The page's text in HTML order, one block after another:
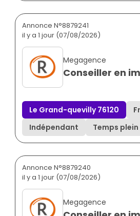
Annonce N°8879241
il y a 1 jour (07/08/2026)
Megagence
Conseiller en
Le Grand-quevilly 76120
Indépendant
Temps plein
Annonce N°8879240
il y a 1 jour (07/08/2026)
Megagence